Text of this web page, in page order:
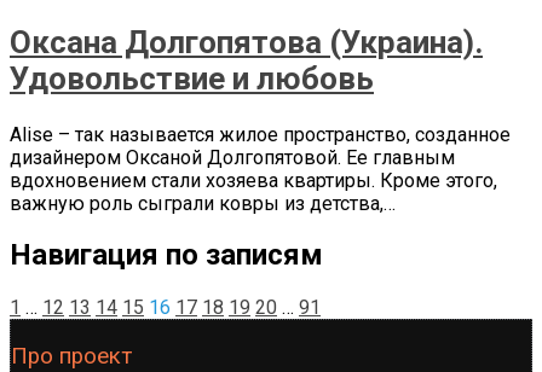
Оксана Долгопятова (Украина).
Удовольствие и любовь
Alise – так называется жилое пространство, созданное
дизайнером Оксаной Долгопятовой. Ее главным
вдохновением стали хозяева квартиры. Кроме этого,
важную роль сыграли ковры из детства,…
Навигация по записям
1 … 12 13 14 15 16 17 18 19 20 … 91
Про проект